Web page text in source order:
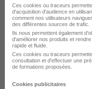
Chanac - 48 Intérim
Voir l’offre
Ces cookies ou traceurs
d'acquisition d'audience en
comment nos utilisateurs
des différentes sources de trafic.
Ils nous permettent également
d'améliorer nos produits et
rapide et fluide.
Ces cookies ou traceurs
consultation et d'effectuer une
de formations proposées.
Cookies publicitaires